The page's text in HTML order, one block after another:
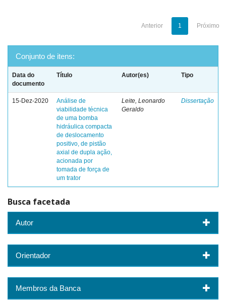
Anterior 1 Próximo
Conjunto de itens:
Data do
documento
Título Autor(es) Tipo
15-Dez-2020
Análise de
viabilidade técnica
de uma bomba
hidráulica compacta
de deslocamento
positivo, de pistão
axial de dupla ação,
acionada por
tomada de força de
um trator
Leite, Leonardo
Geraldo
Dissertação
Busca facetada
Autor
Orientador
Membros da Banca